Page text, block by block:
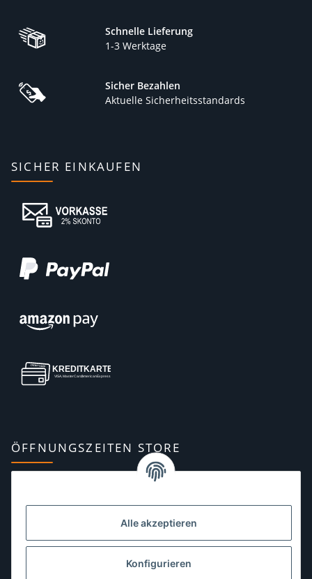
Alle akzeptieren
Konfigurieren
Schnelle Lieferung
1-3 Werktage
Sicher Bezahlen
Aktuelle Sicherheitsstandards
SICHER EINKAUFEN
ÖFFNUNGSZEITEN STORE
10:00–13:00, 14:00–18:00 Uhr
Dienstag:10:00–13:00, 14:00–16:00 Uhr
10:00–13:00 Uhr